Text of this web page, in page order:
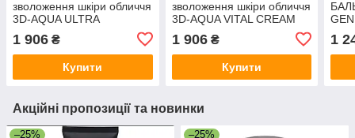
зволоження шкіри обличчя
3D-AQUA ULTRA
HYDRATING CREAM Anesi
Lab 50 мл
1 906 ₴
Купити
зволоження шкіри обличчя
3D-AQUA VITAL CREAM
1 906₴
Купити
1
Акційні пропозиції та новинки
–25% –25%